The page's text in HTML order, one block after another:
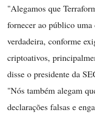
"Alegamos que
fornecer ao público
verdadeira, conforme
criptoativos,
disse o presidente da
"Nós também alegam
declarações falsas e